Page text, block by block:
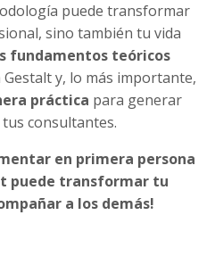
puede transformar
sino también tu vida
fundamentos teóricos
y, lo más importante,
práctica para generar
consultantes.
en primera persona
puede transformar tu
a los demás!